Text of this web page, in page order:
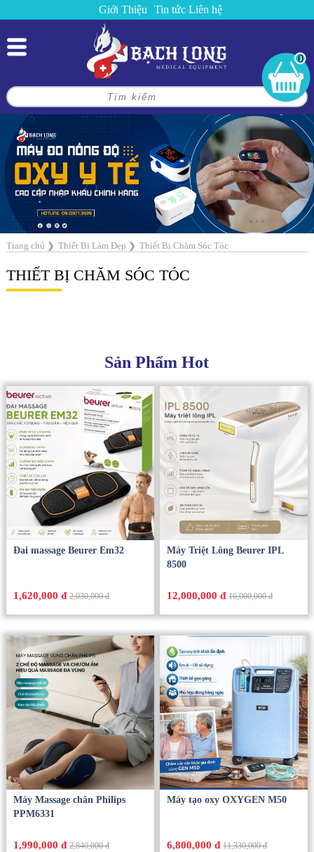
Giới Thiệu Tin tức Liên hệ
0
Trang chủ ❯ Thiết Bị Làm Đẹp ❯ Thiết Bị Chăm Sóc Tóc
THIẾT BỊ CHĂM SÓC TÓC
Sản Phẩm Hot
Đai massage Beurer Em32
1,620,000 đ 2,030,000 đ
Máy Triệt Lông Beurer IPL
8500
12,000,000 đ 16,000,000 đ
Máy Massage chân Philips
PPM6331
1,990,000 đ 2,840,000 đ
Máy tạo oxy OXYGEN M50
6,800,000 đ 11,330,000 đ